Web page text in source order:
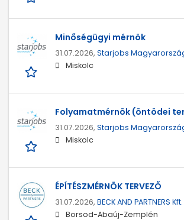
Minőségügyi mérnök
31.07.2026, Starjobs
Miskolc
Folyamatmérnök (öntödei
31.07.2026, Starjobs
Miskolc
ÉPÍTÉSZMÉRNÖK TERVEZŐ
31.07.2026, BECK AND PARTNERS Kft.
Borsod-Abaúj-Zemplén